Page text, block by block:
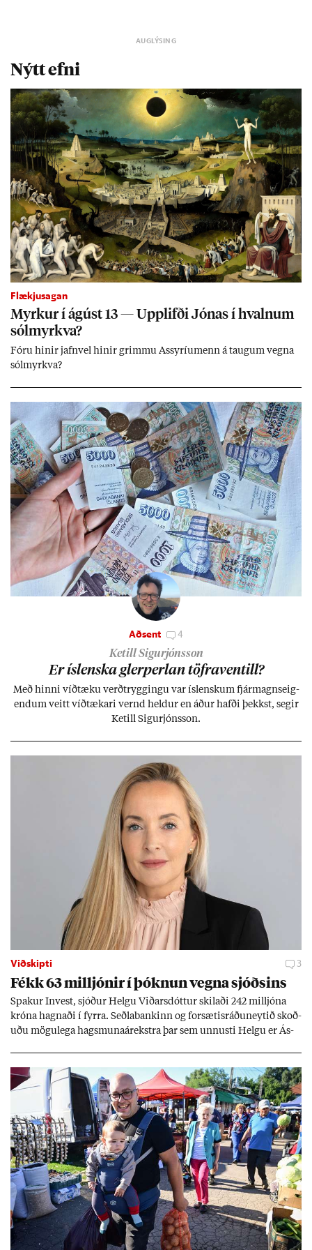
Nýtt efni
Flækjusagan
Myrk­ur í ág­úst 13 — Upp­lifði Jón­as í hvaln­um
sól­myrkva?
Fóru hinir jafn­vel hinir grimmu Ass­yríu­menn á taug­um vegna
sól­myrkva?
Aðsent 4
Ketill Sigurjónsson
Er ís­lenska glerperl­an töfra­ventill?
Með hinni víð­tæku verð­trygg­ingu var ís­lensk­um fjár­magns­eig­
end­um veitt víð­tæk­ari vernd held­ur en áð­ur hafði þekkst, seg­ir
Ketill Sig­ur­jóns­son.
Viðskipti 3
Fékk 63 millj­ón­ir í þókn­un vegna sjóðs­ins
Spak­ur In­vest, sjóð­ur Helgu Við­ars­dótt­ur skil­aði 242 millj­óna
króna hagn­aði í fyrra. Seðla­bank­inn og for­sæt­is­ráðu­neyt­ið skoð­
uðu mögu­lega hags­muna­árekstra þar sem unnusti Helgu er Ás­